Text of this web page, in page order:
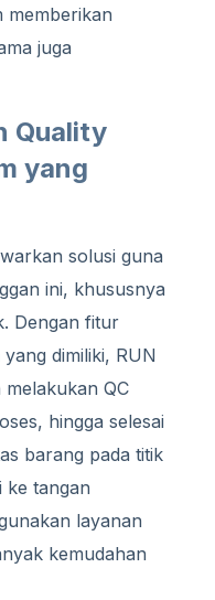
memberikan
juga
Quality
yang
solusi guna
ini, khususnya
Dengan fitur
yang dimiliki, RUN
QC
hingga selesai
barang pada titik
ke tangan
layanan
kemudahan